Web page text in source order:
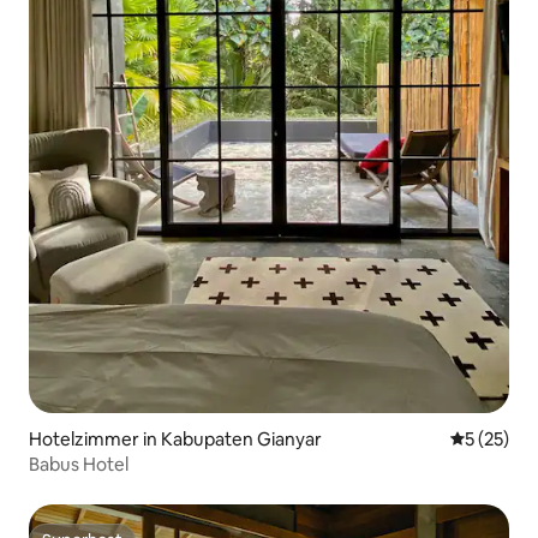
Hotelzimmer in Kabupaten Gianyar
5 (25)
Babus Hotel